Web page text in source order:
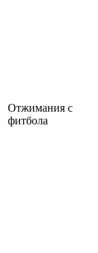
Отжимания с
фитбола